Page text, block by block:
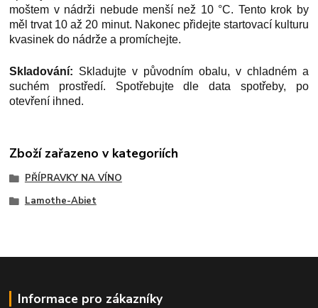
moštem v nádrži nebude menší než 10 °C. Tento krok by
měl trvat 10 až 20 minut. Nakonec přidejte startovací kulturu
kvasinek do nádrže a promíchejte.
Skladování: Skladujte v původním obalu, v chladném a
suchém prostředí. Spotřebujte dle data spotřeby, po
otevření ihned.
Zboží zařazeno v kategoriích
PŘÍPRAVKY NA VÍNO
Lamothe-Abiet
Informace pro zákazníky